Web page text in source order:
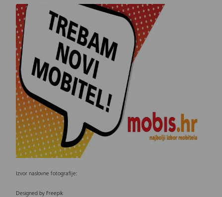
Izvor naslovne fotografije:
Designed by Freepik